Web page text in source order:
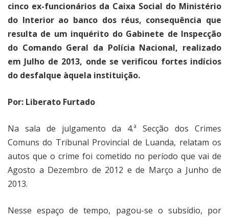
cinco ex-funcionários da Caixa Social do Ministério
do Interior ao banco dos réus, consequência que
resulta de um inquérito do Gabinete de Inspecção
do Comando Geral da Polícia Nacional, realizado
em Julho de 2013, onde se verificou fortes indícios
do desfalque àquela instituição.
Por: Liberato Furtado
Na sala de julgamento da 4.ª Secção dos Crimes
Comuns do Tribunal Provincial de Luanda, relatam os
autos que o crime foi cometido no período que vai de
Agosto a Dezembro de 2012 e de Março a Junho de
2013.
Nesse espaço de tempo, pagou-se o subsídio, por